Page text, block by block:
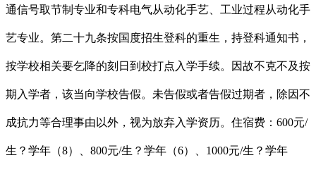
通信号取节制专业和专科电气从动化手艺、工业过程从动化手
艺专业。第二十九条按国度招生登科的重生，持登科通知书，
按学校相关要乞降的刻日到校打点入学手续。因故不克不及按
期入学者，该当向学校告假。未告假或者告假过期者，除因不
成抗力等合理事由以外，视为放弃入学资历。住宿费：600元/
生？学年（8）、800元/生？学年（6）、1000元/生？学年